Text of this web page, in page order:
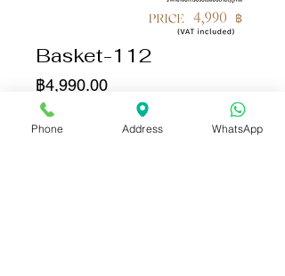
Basket-112
฿4,990.00ราคา
จำนวน
Phone Address WhatsApp